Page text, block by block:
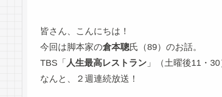
皆さん、こんにちは！
今回は脚本家の倉本聰氏（89）のお話。
TBS「 人生最高レストラン 」（土曜後11・
なんと、２週連続放送！